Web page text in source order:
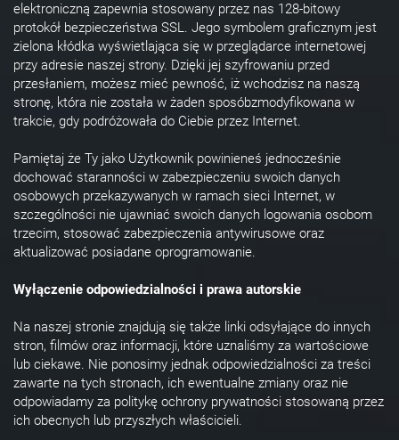
elektroniczną zapewnia stosowany przez nas 128-bitowy
protokół bezpieczeństwa SSL. Jego symbolem graficznym jest
zielona kłódka wyświetlająca się w przeglądarce internetowej
przy adresie naszej strony. Dzięki jej szyfrowaniu przed
przesłaniem, możesz mieć pewność, iż wchodzisz na naszą
stronę, która nie została w żaden sposóbzmodyfikowana w
trakcie, gdy podróżowała do Ciebie przez Internet.
Pamiętaj że Ty jako Użytkownik powinieneś jednocześnie
dochować staranności w zabezpieczeniu swoich danych
osobowych przekazywanych w ramach sieci Internet, w
szczególności nie ujawniać swoich danych logowania osobom
trzecim, stosować zabezpieczenia antywirusowe oraz
aktualizować posiadane oprogramowanie.
Wyłączenie odpowiedzialności i prawa autorskie
Na naszej stronie znajdują się także linki odsyłające do innych
stron, filmów oraz informacji, które uznaliśmy za wartościowe
lub ciekawe. Nie ponosimy jednak odpowiedzialności za treści
zawarte na tych stronach, ich ewentualne zmiany oraz nie
odpowiadamy za politykę ochrony prywatności stosowaną przez
ich obecnych lub przyszłych właścicieli.